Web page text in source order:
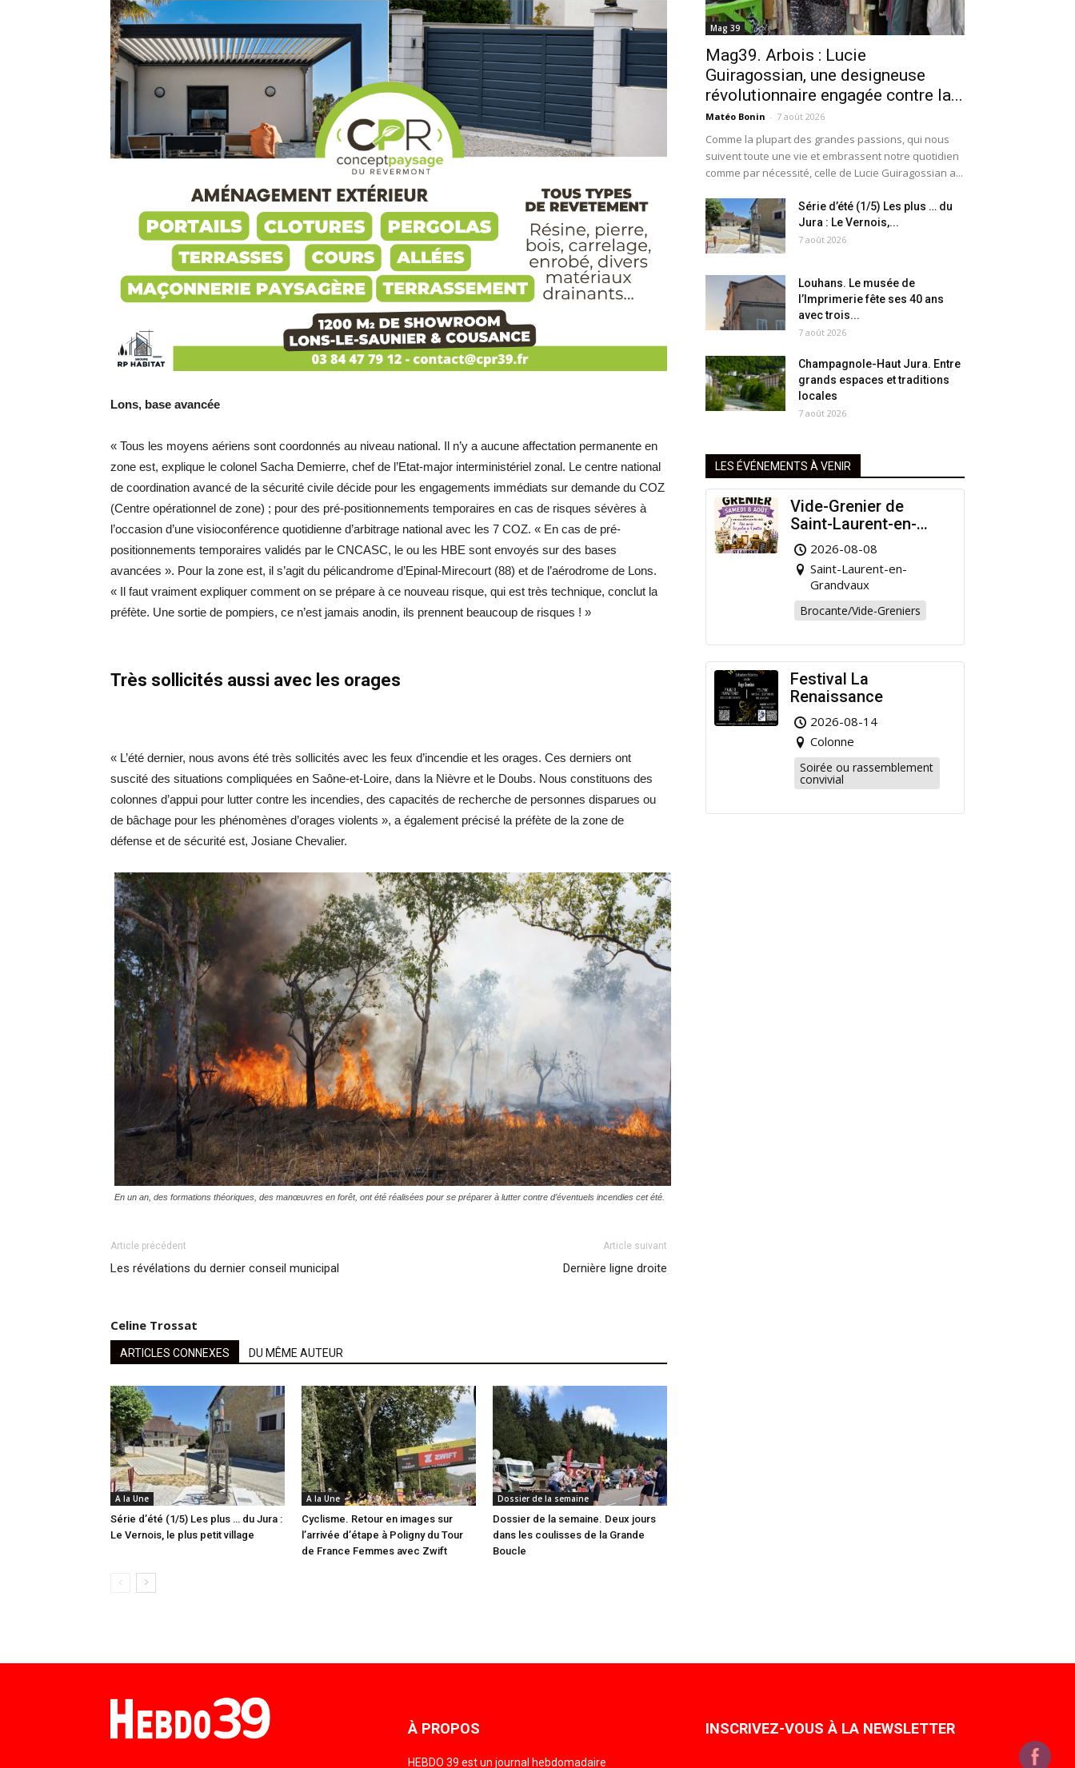
Lons, base avancée
« Tous les moyens aériens sont coordonnés au niveau national. Il n’y a aucune affectation permanente en
zone est, explique le colonel Sacha Demierre, chef de l’Etat-major interministériel zonal. Le centre national
de coordination avancé de la sécurité civile décide pour les engagements immédiats sur demande du COZ
(Centre opérationnel de zone) ; pour des pré-positionnements temporaires en cas de risques sévères à
l’occasion d’une visioconférence quotidienne d’arbitrage national avec les 7 COZ. « En cas de pré-
positionnements temporaires validés par le CNCASC, le ou les HBE sont envoyés sur des bases
avancées ». Pour la zone est, il s’agit du pélicandrome d’Epinal-Mirecourt (88) et de l’aérodrome de Lons.
« Il faut vraiment expliquer comment on se prépare à ce nouveau risque, qui est très technique, conclut la
préfète. Une sortie de pompiers, ce n’est jamais anodin, ils prennent beaucoup de risques ! »
Très sollicités aussi avec les orages
« L’été dernier, nous avons été très sollicités avec les feux d’incendie et les orages. Ces derniers ont
suscité des situations compliquées en Saône-et-Loire, dans la Nièvre et le Doubs. Nous constituons des
colonnes d’appui pour lutter contre les incendies, des capacités de recherche de personnes disparues ou
de bâchage pour les phénomènes d’orages violents », a également précisé la préfète de la zone de
défense et de sécurité est, Josiane Chevalier.
En un an, des formations théoriques, des manœuvres en forêt, ont été réalisées pour se préparer à lutter contre d’éventuels incendies cet été.
Article précédent
Les révélations du dernier conseil municipal
Article suivant
Dernière ligne droite
Celine Trossat
ARTICLES CONNEXES DU MÊME AUTEUR
A la Une
Série d’été (1/5) Les plus … du Jura :
Le Vernois, le plus petit village
A la Une
Cyclisme. Retour en images sur
l’arrivée d’étape à Poligny du Tour
de France Femmes avec Zwift
Dossier de la semaine
Dossier de la semaine. Deux jours
dans les coulisses de la Grande
Boucle
Mag 39
Mag39. Arbois : Lucie
Guiragossian, une designeuse
révolutionnaire engagée contre la...
Matéo Bonin - 7 août 2026
Comme la plupart des grandes passions, qui nous
suivent toute une vie et embrassent notre quotidien
comme par nécessité, celle de Lucie Guiragossian a...
Série d’été (1/5) Les plus … du
Jura : Le Vernois,...
7 août 2026
Louhans. Le musée de
l’Imprimerie fête ses 40 ans
avec trois...
7 août 2026
Champagnole-Haut Jura. Entre
grands espaces et traditions
locales
7 août 2026
LES ÉVÉNEMENTS À VENIR
Vide-Grenier de
Saint-Laurent-en-
Grandvaux : Venez
chiner pour la bonne
cause !
2026-08-08
Saint-Laurent-en-
Grandvaux
Brocante/Vide-Greniers
Festival La
Renaissance
2026-08-14
Colonne
Soirée ou rassemblement
convivial